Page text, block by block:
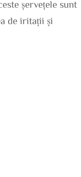
șervețele sunt
de iritații și